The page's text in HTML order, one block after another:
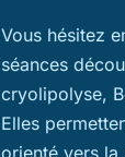
Vous hésitez
séances
cryolipolyse,
Elles
orienté vers